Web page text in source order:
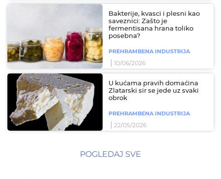
Bakterije, kvasci i plesni kao
saveznici: Zašto je
fermentisana hrana toliko
posebna?
PREHRAMBENA INDUSTRIJA
10/06/2026
U kućama pravih domaćina
Zlatarski sir se jede uz svaki
obrok
PREHRAMBENA INDUSTRIJA
22/05/2026
POGLEDAJ SVE